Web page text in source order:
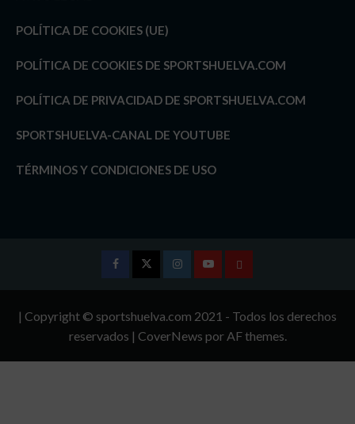
POLÍTICA DE COOKIES (UE)
POLÍTICA DE COOKIES DE SPORTSHUELVA.COM
POLÍTICA DE PRIVACIDAD DE SPORTSHUELVA.COM
SPORTSHUELVA-CANAL DE YOUTUBE
TÉRMINOS Y CONDICIONES DE USO
InstagramYoutubeTÉRMINOS
CONDICIONES
| Copyright © sportshuelva.com 2021 - Todos los derechos
reservados | CoverNews por AF themes.